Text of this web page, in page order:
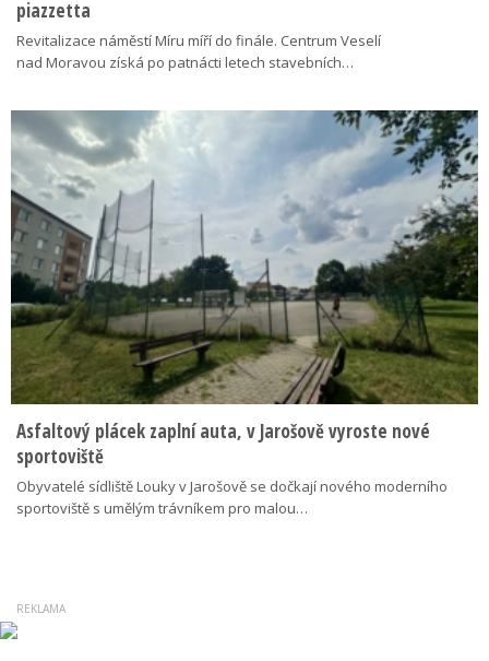
piazzetta
Revitalizace náměstí Míru míří do finále. Centrum Veselí
nad Moravou získá po patnácti letech stavebních…
Asfaltový plácek zaplní auta, v Jarošově vyroste nové
sportoviště
Obyvatelé sídliště Louky v Jarošově se dočkají nového moderního
sportoviště s umělým trávníkem pro malou…